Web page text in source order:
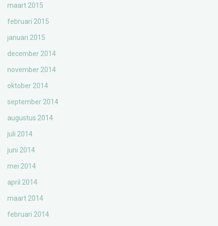
maart 2015
februari 2015
januari 2015
december 2014
november 2014
oktober 2014
september 2014
augustus 2014
juli 2014
juni 2014
mei 2014
april 2014
maart 2014
februari 2014